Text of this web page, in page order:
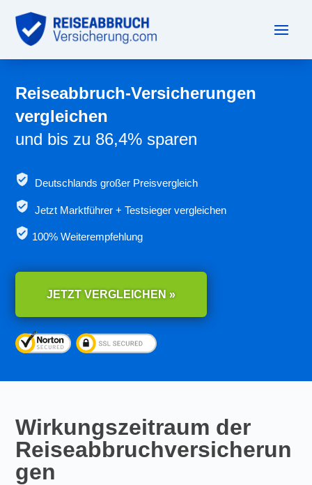
Reiseabbruch-Versicherungen
vergleichen
und bis zu 86,4% sparen
Deutschlands großer Preisvergleich
Jetzt Marktführer + Testsieger vergleichen
100% Weiterempfehlung
JETZT VERGLEICHEN »
Wirkungszeitraum der
Reiseabbruchversicherun
gen